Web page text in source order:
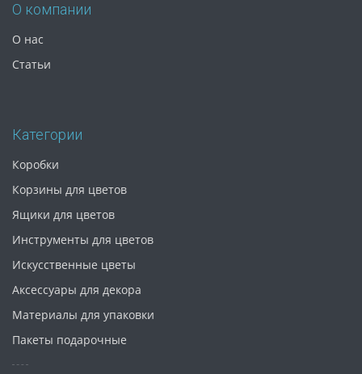
О компании
О нас
Статьи
Категории
Коробки
Корзины для цветов
Ящики для цветов
Инструменты для цветов
Искусственные цветы
Аксессуары для декора
Материалы для упаковки
Пакеты подарочные